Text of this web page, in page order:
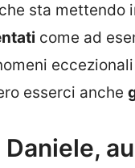
sta
come ad
esserci anche